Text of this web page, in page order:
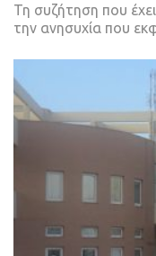
Τη συζήτηση που
την ανησυχία που